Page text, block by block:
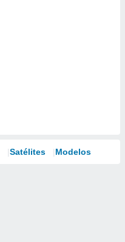
Satélites Modelos